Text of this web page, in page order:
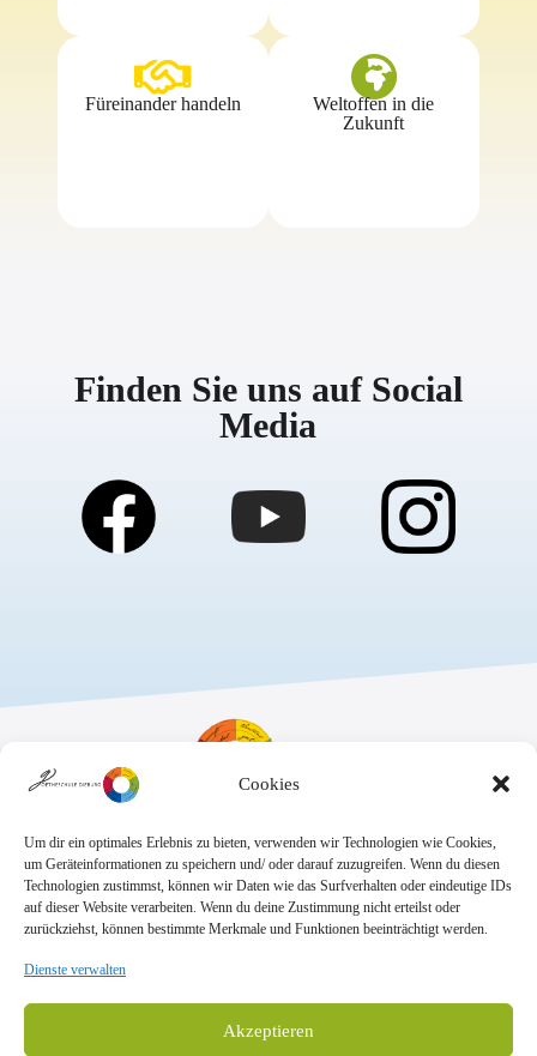
Cookies
Um dir ein optimales Erlebnis zu bieten, verwenden wir Technologien wie Cookies,
um Geräteinformationen zu speichern und/ oder darauf zuzugreifen. Wenn du diesen
Technologien zustimmst, können wir Daten wie das Surfverhalten oder eindeutige IDs
auf dieser Website verarbeiten. Wenn du deine Zustimmung nicht erteilst oder
zurückziehst, können bestimmte Merkmale und Funktionen beeinträchtigt werden.
Dienste verwalten
Akzeptieren
Füreinander handeln
Weltoffen in die
Zukunft
Finden Sie uns auf Social
Media
Sekretariat:
Montag - Donnerstag: 7.45 Uhr bis 14:30 Uhr
Freitag: 7.45 Uhr bis 13.00 Uhr
E-Mail:
sekretariat@goethe.schule
Telefon
+49 6071 9888 0
+49 6071 9888 50